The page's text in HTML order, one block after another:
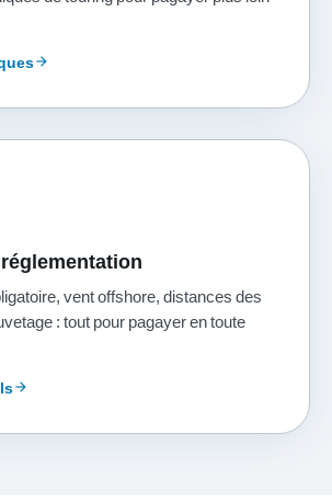
arrow_forward
vent offshore, distances des
: tout pour pagayer en toute
arrow_forward